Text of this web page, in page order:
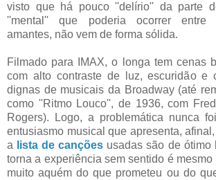
visto que há pouco ''delírio'' da parte
''mental'' que poderia ocorrer entre
amantes, não vem de forma sólida.
Filmado para IMAX, o longa tem cenas
com alto contraste de luz, escuridão e
dignas de musicais da Broadway (até
como ''Ritmo Louco'', de 1936, com
Rogers). Logo, a problemática nunca
entusiasmo musical que apresenta,
a
lista de canções usadas são de ótimo
torna a experiência sem sentido é mesmo
muito aquém do que prometeu ou do